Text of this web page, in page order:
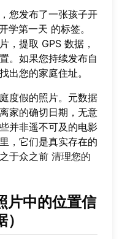
您发布了一张孩子开
学第一天 的标签。
，提取 GPS 数据，
。如果您持续发布自
出您的家庭住址。
度假的照片。元数据
家的确切日期，无意
并非遥不可及的电影
，它们是真实存在的
于众之前 清理您的
片中的位置信